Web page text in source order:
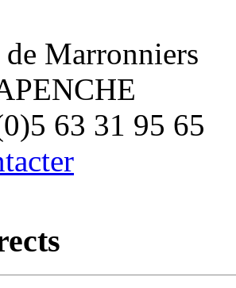
de Marronniers
63 31 95 65